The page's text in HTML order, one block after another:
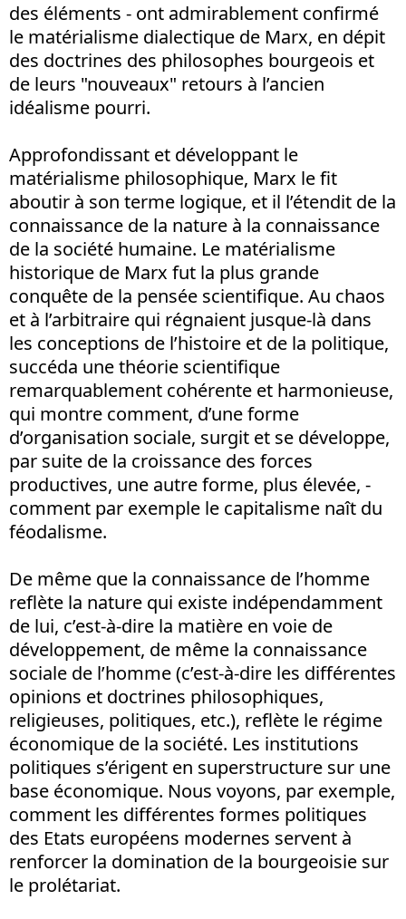
des éléments - ont admirablement confirmé
le matérialisme dialectique de Marx, en dépit
des doctrines des philosophes bourgeois et
de leurs "nouveaux" retours à l’ancien
idéalisme pourri.
Approfondissant et développant le
matérialisme philosophique, Marx le fit
aboutir à son terme logique, et il l’étendit de la
connaissance de la nature à la connaissance
de la société humaine. Le matérialisme
historique de Marx fut la plus grande
conquête de la pensée scientifique. Au chaos
et à l’arbitraire qui régnaient jusque-là dans
les conceptions de l’histoire et de la politique,
succéda une théorie scientifique
remarquablement cohérente et harmonieuse,
qui montre comment, d’une forme
d’organisation sociale, surgit et se développe,
par suite de la croissance des forces
productives, une autre forme, plus élevée, -
comment par exemple le capitalisme naît du
féodalisme.
De même que la connaissance de l’homme
reflète la nature qui existe indépendamment
de lui, c’est-à-dire la matière en voie de
développement, de même la connaissance
sociale de l’homme (c’est-à-dire les différentes
opinions et doctrines philosophiques,
religieuses, politiques, etc.), reflète le régime
économique de la société. Les institutions
politiques s’érigent en superstructure sur une
base économique. Nous voyons, par exemple,
comment les différentes formes politiques
des Etats européens modernes servent à
renforcer la domination de la bourgeoisie sur
le prolétariat.